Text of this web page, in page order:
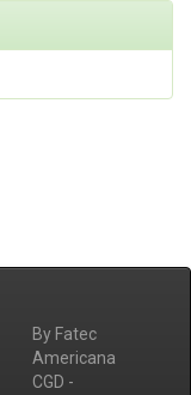
By Fatec
Americana
CGD -